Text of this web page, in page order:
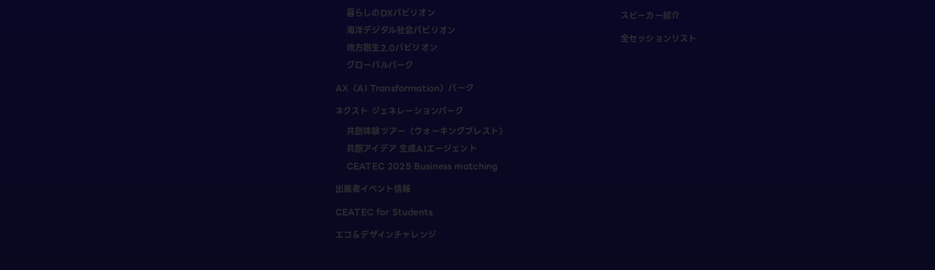
暮らしのDXパビリオン
海洋デジタル社会パビリオン
地方創生2.0パビリオン
グローバルパーク
AX（AI Transformation）パーク
ネクスト ジェネレーションパーク
共創体験ツアー（ウォーキングブレスト）
共創アイデア 生成AIエージェント
CEATEC 2025 Business matching
出展者イベント情報
CEATEC for Students
エコ＆デザインチャレンジ
スピーカー紹介
全セッションリスト